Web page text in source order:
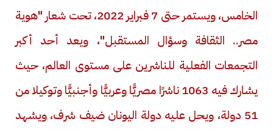
الخامس، ويستمر حتى 7 فبراير 2022، تحت شعار "هوية
مصر.. الثقافة وسؤال المستقبل"، ويعد أحد أكبر
التجمعات الفعلية للناشرين على مستوى العالم، حيث
يشارك فيه 1063 ناشرًا مصريًّا وعربيًّا وأجنبيًّا وتوكيلا من
51 دولة، ويحل عليه دولة اليونان ضيف شرف، ويشهد